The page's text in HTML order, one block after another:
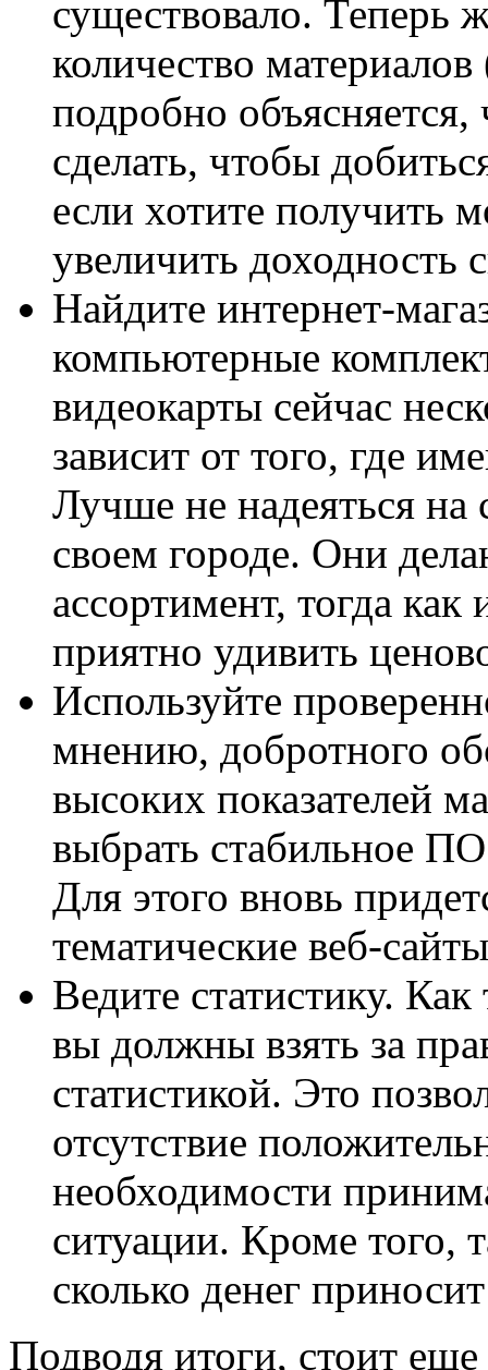
существовало. Теперь
количество
подробно
сделать, чтобы
если хотите получить
увеличить доходность
Найдите интернет-
компьютерные
видеокарты сейчас
зависит от того, где
Лучше не надеяться на
своем городе. Они
ассортимент, тогда
приятно удивить
Используйте
мнению, добротного
высоких показателей
выбрать стабильное
Для этого вновь
тематические веб-
Ведите статистику.
вы должны взять за
статистикой. Это
отсутствие
необходимости
ситуации. Кроме того,
сколько денег
Подводя итоги, стоит